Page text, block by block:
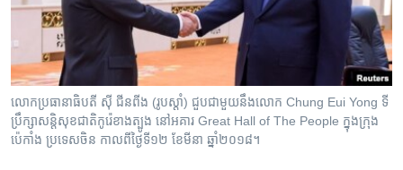
រចនា
រំលង​
ទៅ​
កាន់​
Khmer English
បណ្តាញ​សង្គម
លោក​ប្រធានាធិបតី ស៊ី ជីនពីង (រូប​ស្តាំ) ជួប​ជាមួយ​នឹង​លោក Chung Eui Yong ទី
ប្រឹក្សា​សន្តិសុខ​ជាតិ​កូរ៉េ​ខាង​ត្បូង នៅ​អគារ Great Hall of The People ក្នុង​ក្រុង​
ប៉េកាំង ប្រទេស​ចិន កាលពី​ថ្ងៃទី១២ ខែ​មីនា ឆ្នាំ២០១៨។